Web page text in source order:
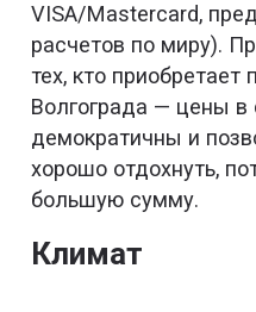
VISA/Mastercard,
расчетов по миру).
тех, кто приобретает
Волгограда — цены в
демократичны и
хорошо отдохнуть,
большую сумму.
Климат